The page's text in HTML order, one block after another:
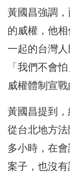
黃國昌強調
的威權，他
一起的台灣
「我們不會
威權體制宣戰
黃國昌提到
從台北地方
多小時，在
案子，也沒